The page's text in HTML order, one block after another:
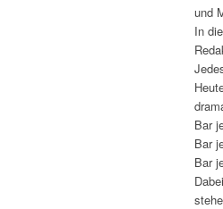
und
In
Bar
Bar
Bar